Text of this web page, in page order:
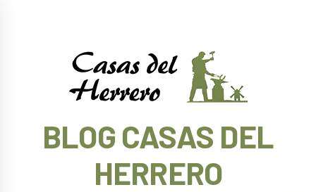
BLOG CASAS DEL
HERRERO